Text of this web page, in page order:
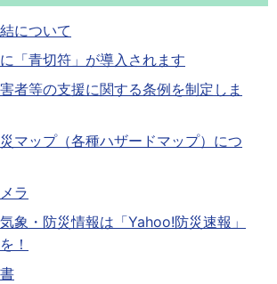
について
「青切符」が導入されます
者等の支援に関する条例を制定しま
マップ（各種ハザードマップ）につ
ラ
象・防災情報は「Yahoo!防災速報」
！